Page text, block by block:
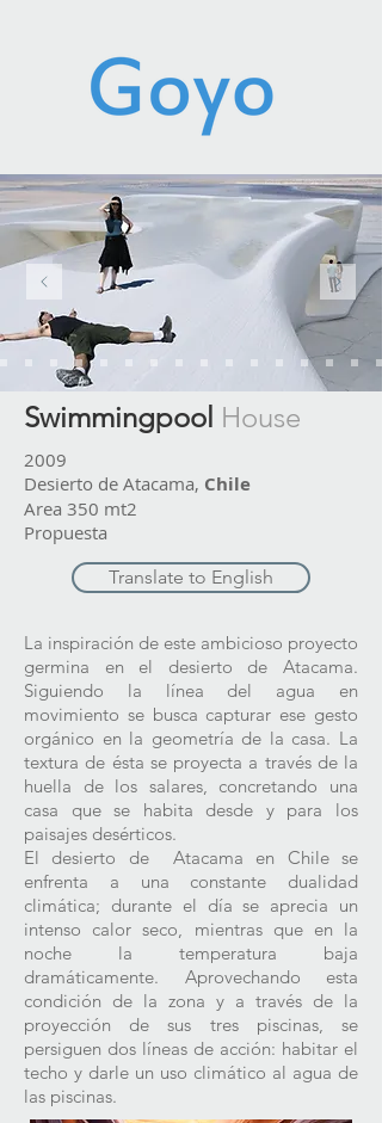
Swimmingpool House
2009
Desierto de Atacama, Chile
Area 350 mt2
Propuesta
Translate to English
La inspiración de este ambicioso proyecto
germina en el desierto de Atacama.
Siguiendo la línea del agua en
movimiento se busca capturar ese gesto
orgánico en la geometría de la casa. La
textura de ésta se proyecta a través de la
huella de los salares, concretando una
casa que se habita desde y para los
paisajes desérticos.
El desierto de Atacama en Chile se
enfrenta a una constante dualidad
climática; durante el día se aprecia un
intenso calor seco, mientras que en la
noche la temperatura baja
dramáticamente. Aprovechando esta
condición de la zona y a través de la
proyección de sus tres piscinas, se
persiguen dos líneas de acción: habitar el
techo y darle un uso climático al agua de
las piscinas.